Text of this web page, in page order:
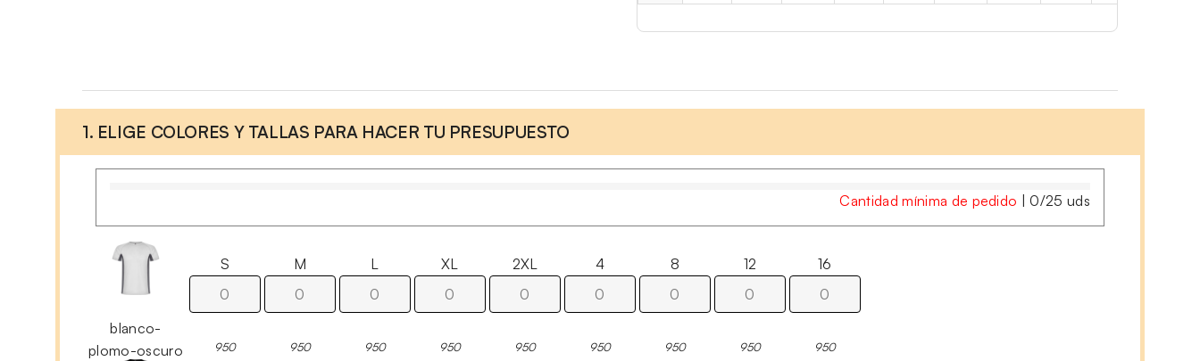
1. ELIGE COLORES Y TALLAS PARA HACER TU PRESUPUESTO
Cantidad mínima de pedido |0/25 uds
blanco-
plomo-oscuro
S
950
M
950
L
950
XL
950
2XL
950
4
950
8
950
12
950
16
950